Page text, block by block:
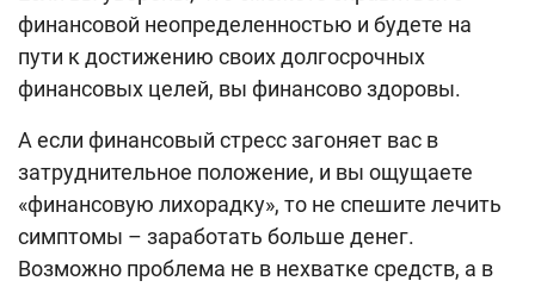
финансовой неопределенностью и будете на
пути к достижению своих долгосрочных
финансовых целей, вы финансово здоровы.
А если финансовый стресс загоняет вас в
затруднительное положение, и вы ощущаете
«финансовую лихорадку», то не спешите лечить
симптомы – заработать больше денег.
Возможно проблема не в нехватке средств, а в